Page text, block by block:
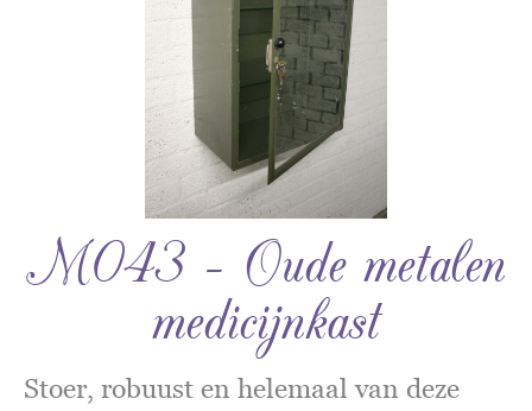
M043 – Oude metalen
medicijnkast
Stoer, robuust en helemaal van deze